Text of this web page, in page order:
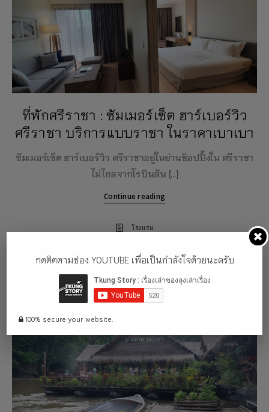
ที่พักศรีราชา : ซัมเมอร์เซ็ต ฮาร์เบอร์วิว
ศรีราชา บริการแบบราชา ในราคาเบาเบา
ซัมเมอร์เซ็ต ฮาร์เบอร์วิว ศรีราชาอยู่ในย่านช้อปปิ้งใน ศรีราชา
ไม่ไกลจากโรบินสัน […]
Continue reading
โรงแรม
กดติดตามช่อง YOUTUBE เพื่อเป็นกำลังใจด้วยนะครับ
100% secure your website.